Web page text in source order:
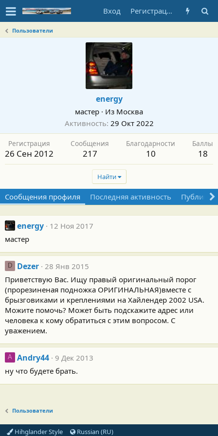
Вход Регистрация
Пользователи
energy
мастер · Из Москва
Активность 29 Окт 2022
Регистрация
26 Сен 2012
Сообщения
217
Благодарности
10
Баллы
18
Найти
Сообщения профиля Последняя активность
energy
12 Ноя 2017
мастер
D Dezer 28 Янв 2015
Приветствую Вас. Ищу правый оригинальный порог
(прорезиненая подножка ОРИГИНАЛЬНАЯ)вместе с
брызговиками и креплениями на Хайлендер 2002 USA.
Можите помочь? Может быть подскажите адрес или
человека к кому обратиться с этим вопросом. С
уважением.
A Andry44
9 Дек 2013
ну что будете брать.
Пользователи
Hihglander Style Russian (RU)